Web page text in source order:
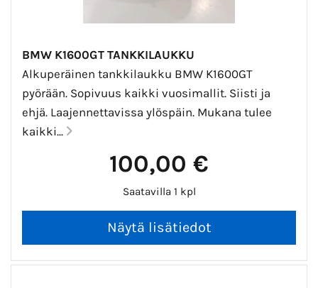
BMW K1600GT TANKKILAUKKU
Alkuperäinen tankkilaukku BMW K1600GT
pyörään. Sopivuus kaikki vuosimallit. Siisti ja
ehjä. Laajennettavissa ylöspäin. Mukana tulee
kaikki...
100,00 €
Saatavilla 1 kpl